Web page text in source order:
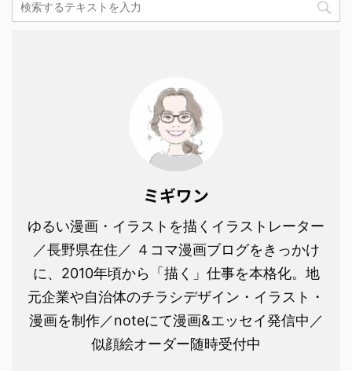
ミギワン
ゆるい漫画・イラストを描くイラストレーター
／長野県在住／ ４コマ漫画ブログをきっかけ
に、2010年頃から「描く」仕事を本格化。地
元企業や自治体のチラシデザイン・イラスト・
漫画を制作／noteにて漫画&エッセイ発信中／
似顔絵オーダー随時受付中